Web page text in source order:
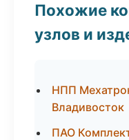
Похожие
узлов и
НПП
Владивосток
ПАО